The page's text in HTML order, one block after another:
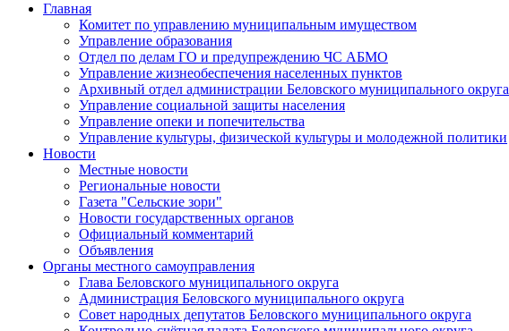
Главная
Комитет по управлению муниципальным имуществом
Управление образования
Отдел по делам ГО и предупреждению ЧС АБМО
Управление жизнеобеспечения населенных пунктов
Архивный отдел администрации Беловского муниципального округа
Управление социальной защиты населения
Управление опеки и попечительства
Управление культуры, физической культуры и молодежной политики
Новости
Местные новости
Региональные новости
Газета "Сельские зори"
Новости государственных органов
Официальный комментарий
Объявления
Органы местного самоуправления
Глава Беловского муниципального округа
Администрация Беловского муниципального округа
Совет народных депутатов Беловского муниципального округа